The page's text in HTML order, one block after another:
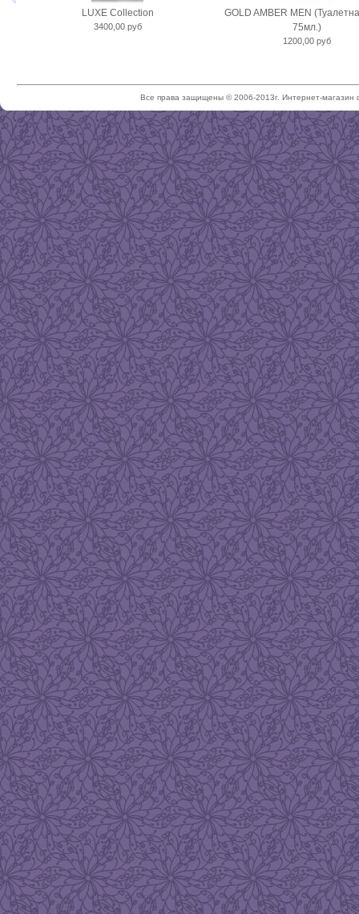
LUXE Collection
3400,00 руб
GOLD AMBER MEN
75мл.)
1200,00 руб
Все права защищены © 2006-2013г. Интернет-магазин